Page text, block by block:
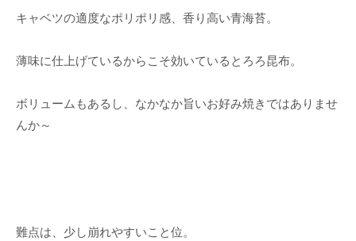
キャベツの適度なポリポリ感、香り高い青海苔。
薄味に仕上げているからこそ効いているとろろ昆布。
ボリュームもあるし、なかなか旨いお好み焼きではありませ
んか～
難点は、少し崩れやすいこと位。